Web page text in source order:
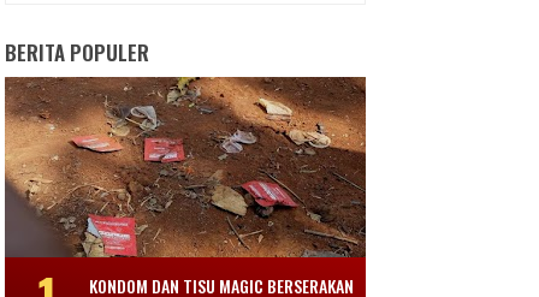
BERITA POPULER
KONDOM DAN TISU MAGIC BERSERAKAN